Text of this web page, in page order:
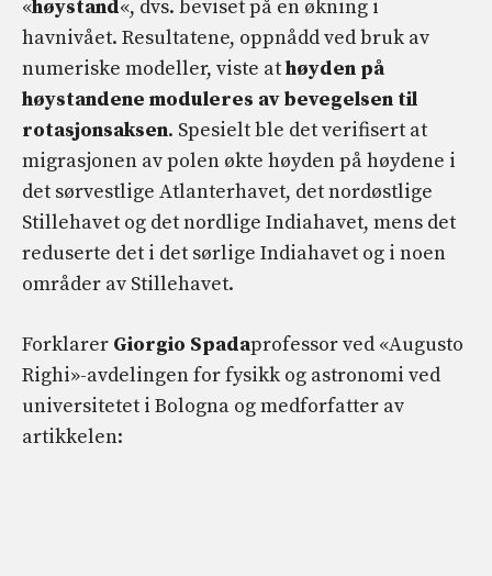
«høystand«, dvs. beviset på en økning i
havnivået. Resultatene, oppnådd ved bruk av
numeriske modeller, viste athøyden på
høystandene moduleres av bevegelsen til
rotasjonsaksen. Spesielt ble det verifisert at
migrasjonen av polen økte høyden på høydene i
det sørvestlige Atlanterhavet, det nordøstlige
Stillehavet og det nordlige Indiahavet, mens det
reduserte det i det sørlige Indiahavet og i noen
områder av Stillehavet.
Forklarer Giorgio Spadaprofessor ved «Augusto
Righi»-avdelingen for fysikk og astronomi ved
universitetet i Bologna og medforfatter av
artikkelen: